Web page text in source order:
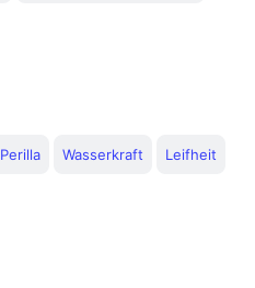
Perilla Wasserkraft Leifheit